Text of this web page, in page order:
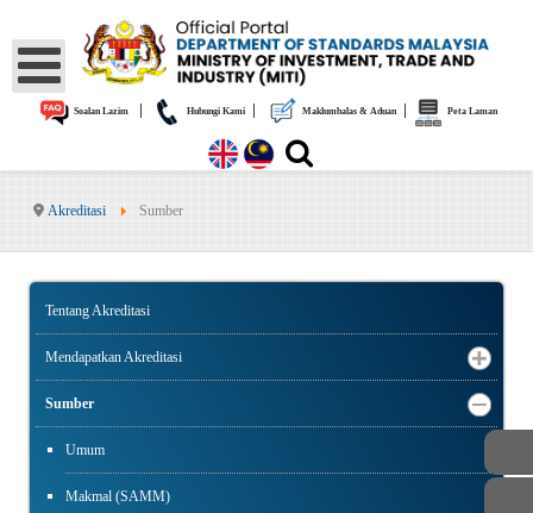
Soalan Lazim| Hubungi Kami| Maklumbalas & Aduan| Peta Laman
Akreditasi Sumber
Tentang Akreditasi
Mendapatkan Akreditasi
Sumber
Umum
Makmal (SAMM)